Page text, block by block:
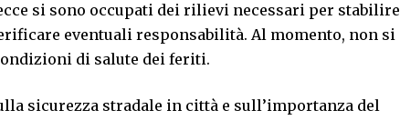
si sono occupati dei rilievi necessari per stabilire
eventuali responsabilità. Al momento, non si
di salute dei feriti.
sicurezza stradale in città e sull’importanza del